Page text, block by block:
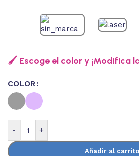
🖌️ Escoge el color y ¡Modifica
COLOR
- +
Añadir al carrito